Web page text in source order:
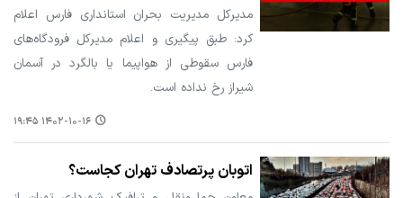
مدیرکل مدیریت بحران استانداری فارس اعلام
کرد: طبق پیگیری و اعلام مدیرکل فرودگاه‌های
فارس سقوطی از هواپیما یا بالگرد در آسمان
شیراز رخ نداده است.
۱۴۰۲-۱۰-۱۶ ۱۹:۴۵
اتوبان پرتصادف تهران کجاست؟